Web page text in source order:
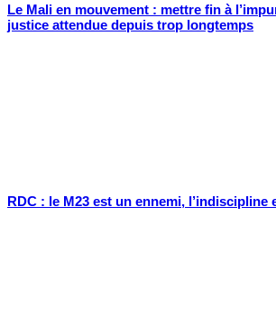
Le Mali en mouvement : mettre fin à
justice attendue depuis trop longtemps
RDC : le M23 est un ennemi, l’indiscipline